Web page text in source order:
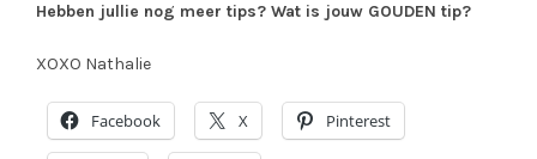
Hebben jullie nog meer tips? Wat is jouw GOUDEN tip?
XOXO Nathalie
Facebook X Pinterest